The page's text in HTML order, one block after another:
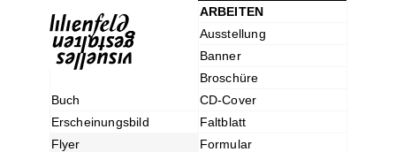
ARBEITEN
Ausstellung
Banner
Broschüre
Buch
CD-Cover
Erscheinungsbild
Faltblatt
Flyer
Formular